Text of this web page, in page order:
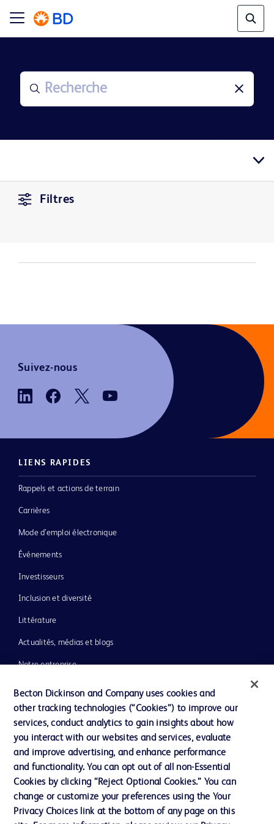
Filtres
Suivez-nous
LIENS RAPIDES
Rappels et actions de terrain
Carrières
Mode d’emploi électronique
Événements
Investisseurs
Inclusion et diversité
Littérature
Actualités, médias et blogs
Notre entreprise
Assistance
Nous contacter
Préférences en matière de cookies
Confidentialité
Becton Dickinson and Company uses cookies and
other tracking technologies (“Cookies”) to improve our
services, conduct analytics to gain insights about how
you interact with our websites and services, evaluate
and improve advertising, and enhance performance
and functionality. You can opt out of all non-Essential
Cookies by clicking “Reject Optional Cookies.” You can
change or customize your preferences using the Your
Privacy Choices link at the bottom of any page on this